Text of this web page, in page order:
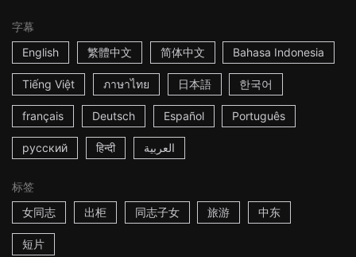
字幕
English
繁體中文 简体中文 Bahasa Indonesia
Tiếng Việt ภาษาไทย 日本語 한국어
français Deutsch Español Português
русский हिन्दी العربية
标签
女同志
出柜 同志子女 旅游 中东
短片